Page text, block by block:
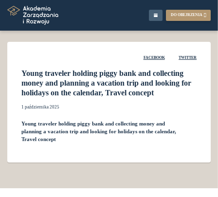
DO OBEJRZENIA
FACEBOOK TWITTER
Young traveler holding piggy bank and collecting
money and planning a vacation trip and looking for
holidays on the calendar, Travel concept
1 października 2025
Young traveler holding piggy bank and collecting money and
planning a vacation trip and looking for holidays on the calendar,
Travel concept